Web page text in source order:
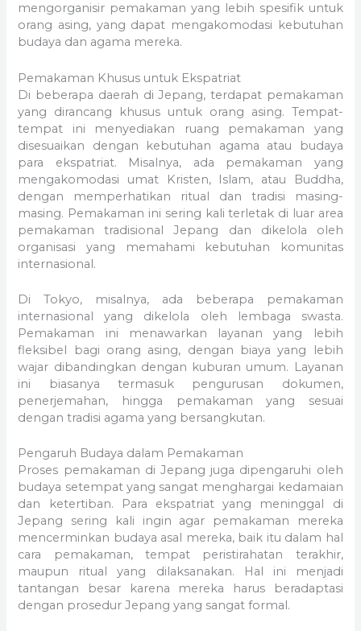
mengorganisir pemakaman yang lebih spesifik untuk
orang asing, yang dapat mengakomodasi kebutuhan
budaya dan agama mereka.
Pemakaman Khusus untuk Ekspatriat
Di beberapa daerah di Jepang, terdapat pemakaman
yang dirancang khusus untuk orang asing. Tempat-
tempat ini menyediakan ruang pemakaman yang
disesuaikan dengan kebutuhan agama atau budaya
para ekspatriat. Misalnya, ada pemakaman yang
mengakomodasi umat Kristen, Islam, atau Buddha,
dengan memperhatikan ritual dan tradisi masing-
masing. Pemakaman ini sering kali terletak di luar area
pemakaman tradisional Jepang dan dikelola oleh
organisasi yang memahami kebutuhan komunitas
internasional.
Di Tokyo, misalnya, ada beberapa pemakaman
internasional yang dikelola oleh lembaga swasta.
Pemakaman ini menawarkan layanan yang lebih
fleksibel bagi orang asing, dengan biaya yang lebih
wajar dibandingkan dengan kuburan umum. Layanan
ini biasanya termasuk pengurusan dokumen,
penerjemahan, hingga pemakaman yang sesuai
dengan tradisi agama yang bersangkutan.
Pengaruh Budaya dalam Pemakaman
Proses pemakaman di Jepang juga dipengaruhi oleh
budaya setempat yang sangat menghargai kedamaian
dan ketertiban. Para ekspatriat yang meninggal di
Jepang sering kali ingin agar pemakaman mereka
mencerminkan budaya asal mereka, baik itu dalam hal
cara pemakaman, tempat peristirahatan terakhir,
maupun ritual yang dilaksanakan. Hal ini menjadi
tantangan besar karena mereka harus beradaptasi
dengan prosedur Jepang yang sangat formal.